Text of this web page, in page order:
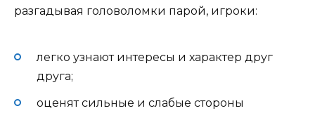
разгадывая головоломки парой, игроки:
легко узнают интересы и характер друг
друга;
оценят сильные и слабые стороны